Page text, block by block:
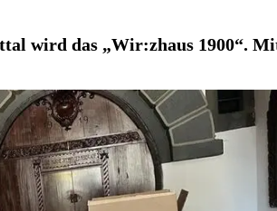
wird das „Wir:zhaus 1900“.